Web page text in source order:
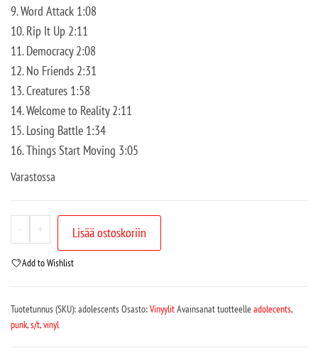
9. Word Attack 1:08
10. Rip It Up 2:11
11. Democracy 2:08
12. No Friends 2:31
13. Creatures 1:58
14. Welcome to Reality 2:11
15. Losing Battle 1:34
16. Things Start Moving 3:05
Varastossa
- + Lisää ostoskoriin
Add to Wishlist
Tuotetunnus (SKU):adolescentsOsasto:VinyylitAvainsanat tuotteelleadolecents,
punk,s/t,vinyl